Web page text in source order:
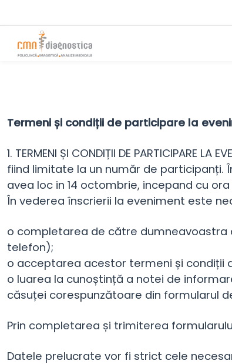
Termeni și condiții de participare la
1. TERMENI ȘI CONDIȚII DE
fiind limitate la un număr de participanți.
avea loc in 14 octombrie, incepand cu ora
În vederea înscrierii la eveniment este
o completarea de către dumneavoastra
telefon);
o acceptarea acestor termeni și condiții
o luarea la cunoștință a notei de
căsuței corespunzătoare din formularul
Prin completarea și trimiterea
Datele prelucrate vor fi strict cele